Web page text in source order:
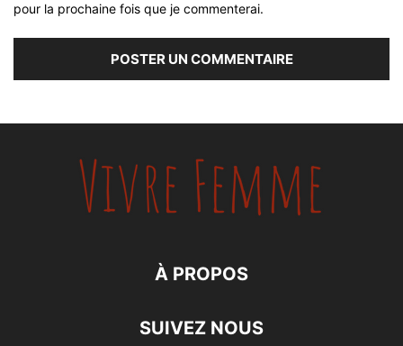
pour la prochaine fois que je commenterai.
À PROPOS
SUIVEZ NOUS